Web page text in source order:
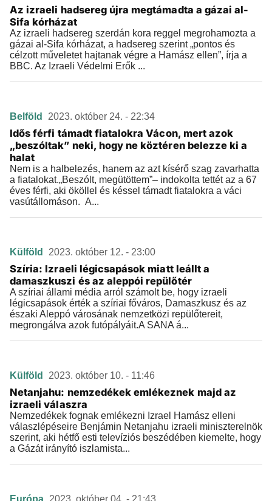
Az izraeli hadsereg újra megtámadta a gázai al-
Sifa kórházat
Az izraeli hadsereg szerdán kora reggel megrohamozta a
gázai al-Sifa kórházat, a hadsereg szerint „pontos és
célzott műveletet hajtanak végre a Hamász ellen”, írja a
BBC. Az Izraeli Védelmi Erők ...
Belföld 2023. október 24. - 22:34
Idős férfi támadt fiatalokra Vácon, mert azok
„beszóltak” neki, hogy ne köztéren belezze ki a
halat
Nem is a halbelezés, hanem az azt kísérő szag zavarhatta
a fiatalokat.„Beszólt, megütöttem”– indokolta tettét az a 67
éves férfi, aki ököllel és késsel támadt fiatalokra a váci
vasútállomáson. A...
Külföld 2023. október 12. - 23:00
Szíria: Izraeli légicsapások miatt leállt a
damaszkuszi és az aleppói repülőtér
A szíriai állami média arról számolt be, hogy izraeli
légicsapások érték a szíriai főváros, Damaszkusz és az
északi Aleppó városának nemzetközi repülőtereit,
megrongálva azok futópályáit.A SANA á...
Külföld 2023. október 10. - 11:46
Netanjahu: nemzedékek emlékeznek majd az
izraeli válaszra
Nemzedékek fognak emlékezni Izrael Hamász elleni
válaszlépéseire Benjámin Netanjahu izraeli miniszterelnök
szerint, aki hétfő esti televíziós beszédében kiemelte, hogy
a Gázát irányító iszlamista...
Európa 2023. október 04. - 21:43